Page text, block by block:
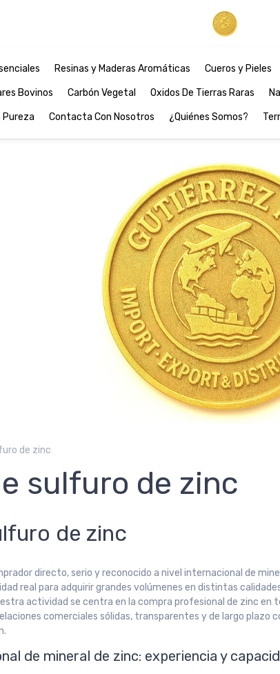
Resinas y Maderas Aromáticas Cueros y Pieles
Bovinos Carbón Vegetal Oxidos De Tierras Raras
Pureza Contacta Con Nosotros ¿Quiénes Somos?
de zinc
sulfuro de zinc
de zinc
directo, serio y reconocido a nivel internacional de
real para adquirir grandes volúmenes en distintas
actividad se centra en la compra profesional de zinc en
comerciales sólidas, transparentes y de largo plazo
de mineral de zinc: experiencia y